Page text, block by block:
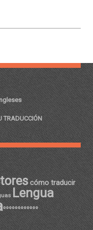
TRADUCCIÓN
cómo traducir
Lengua
ºººººººººººº